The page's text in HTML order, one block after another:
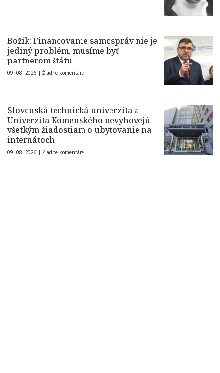
Božik: Financovanie samospráv nie je
jediný problém, musíme byť
partnerom štátu
09. 08. 2026 | Žiadne komentáre
Slovenská technická univerzita a
Univerzita Komenského nevyhovejú
všetkým žiadostiam o ubytovanie na
internátoch
09. 08. 2026 | Žiadne komentáre